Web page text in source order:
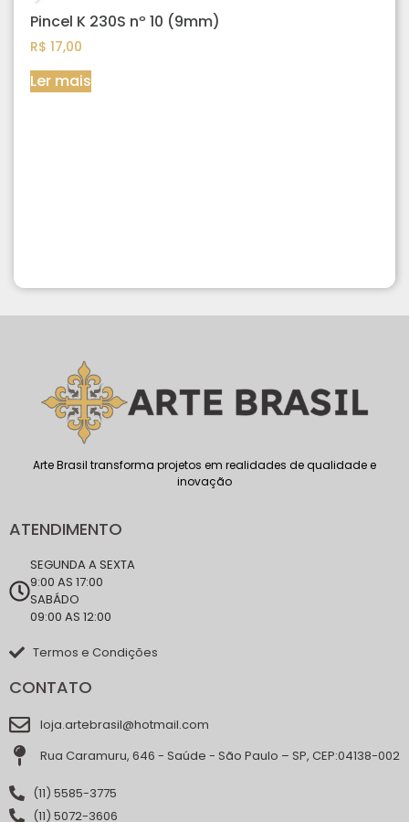
Pincel K 230S nº 10 (9mm)
R$ 17,00
Ler mais
Arte Brasil transforma projetos em realidades de qualidade e
inovação
ATENDIMENTO
SEGUNDA A SEXTA
9:00 AS 17:00
SABÁDO
09:00 AS 12:00
Termos e Condições
CONTATO
loja.artebrasil@hotmail.com
Rua Caramuru, 646 - Saúde - São Paulo – SP, CEP:04138-002
(11) 5585-3775
(11) 5072-3606